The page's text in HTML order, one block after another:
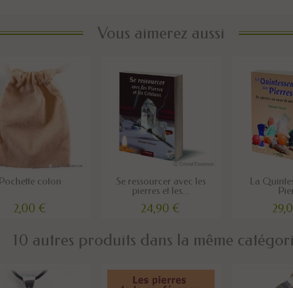
Vous aimerez aussi
Pochette coton
2,00 €
Se ressourcer avec les
pierres et les...
24,90 €
La
10 autres produits dans la même